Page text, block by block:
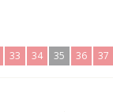
33 34 35 36 37